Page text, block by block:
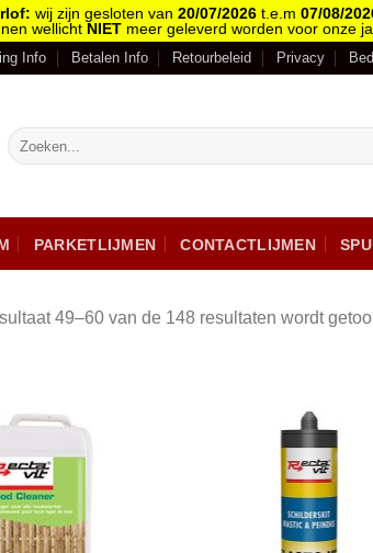
wij zijn gesloten van 20/07/2026t.e.m 07/08/
wellicht NIETmeer geleverd worden voor onze
Info Betalen Info Retourbeleid Privacy
PARKETLIJMEN CONTACTLIJMEN
49–60 van de 148 resultaten wordt